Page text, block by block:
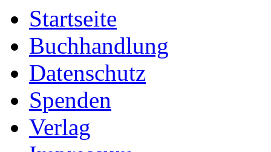
Startseite
Buchhandlung
Datenschutz
Spenden
Verlag